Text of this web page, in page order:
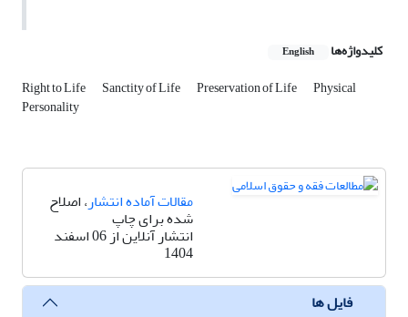
کلیدواژه‌ها English
Right to Life Sanctity of Life Preservation of Life Physical
Personality
مقالات آماده انتشار، اصلاح
شده برای چاپ
انتشار آنلاین از 06 اسفند
1404
فایل ها